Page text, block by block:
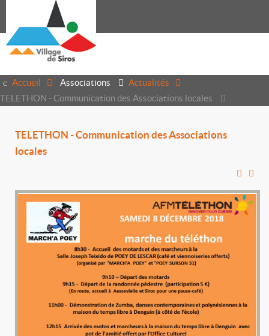
Accueil Associations
Actualités
TELETHON - Communication des Associations locales
TELETHON - Communication des Associations
locales